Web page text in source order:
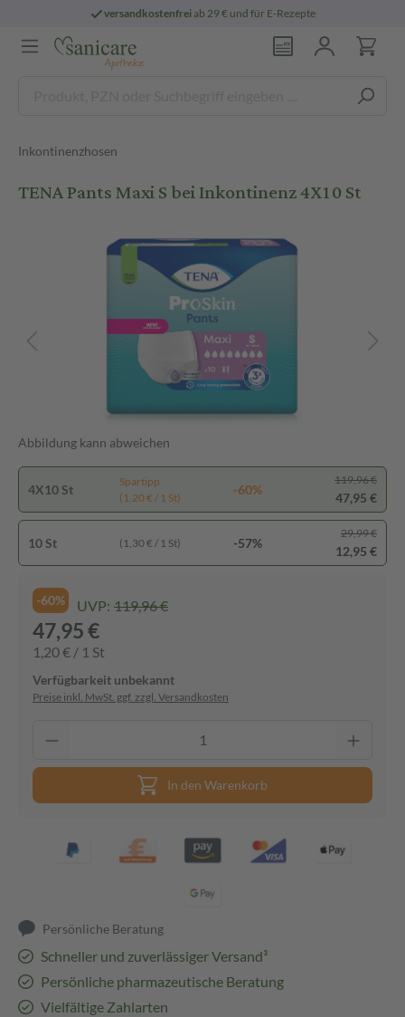
versandkostenfreiab 29 € und für E-Rezepte
Inkontinenzhosen
TENA Pants Maxi S bei Inkontinenz 4X10 St
Abbildung kann abweichen
4X10 St
Spartipp
(1,20 € / 1 St)
-60%
119,96 €
47,95 €
10 St (1,30 € / 1 St) -57%
29,99 €
12,95 €
-60% UVP: 119,96 €
47,95 €
1,20 € / 1 St
Verfügbarkeit unbekannt
Preise inkl. MwSt. ggf. zzgl. Versandkosten
In den Warenkorb
Persönliche Beratung
Schneller und zuverlässiger Versand³
Persönliche pharmazeutische Beratung
Vielfältige Zahlarten